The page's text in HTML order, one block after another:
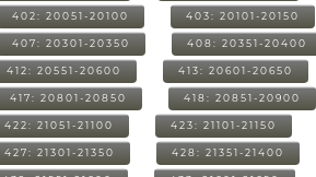
402: 20051-20100 403: 20101-20150
407: 20301-20350 408: 20351-20400
412: 20551-20600 413: 20601-20650
417: 20801-20850 418: 20851-20900
422: 21051-21100 423: 21101-21150
427: 21301-21350 428: 21351-21400